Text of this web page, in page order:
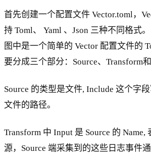
首先创建一个配置文件 Vector.toml，
持 Toml、 Yaml 、Json 三种不同格式。
图中是一个简单的 Vector 配置文件的
要分成三个部分：Source、Transform和
Source 的类型是文件, Include 这个字
文件的路径。
Transform 中 Input 是 Source 的 Name,
源，Source 端采集到的这些日志事件